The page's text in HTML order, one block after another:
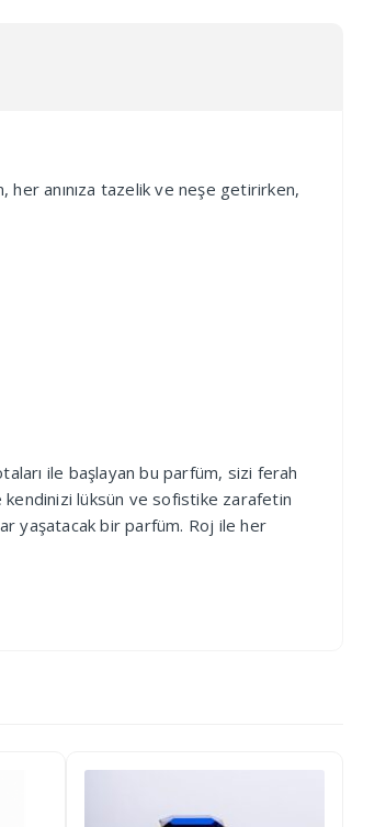
her anınıza tazelik ve neşe getirirken,
ile başlayan bu parfüm, sizi ferah
kendinizi lüksün ve sofistike zarafetin
yaşatacak bir parfüm. Roj ile her